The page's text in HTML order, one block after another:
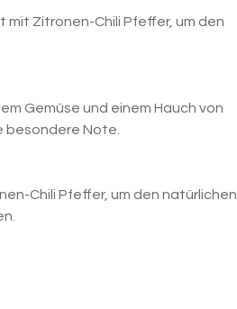
mit Zitronen-Chili Pfeffer, um den
Gemüse und einem Hauch von
besondere Note.
Chili Pfeffer, um den natürlichen